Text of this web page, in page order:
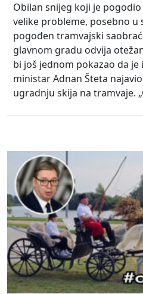
Obilan snijeg koji je
velike probleme, posebno u
pogođen tramvajski
glavnom gradu odvija
bi još jednom pokazao da
ministar Adnan Šteta
ugradnju skija na tramvaje.